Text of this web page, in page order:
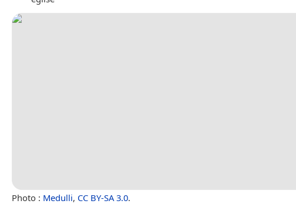
Photo : Medulli, CC BY-SA 3.0.